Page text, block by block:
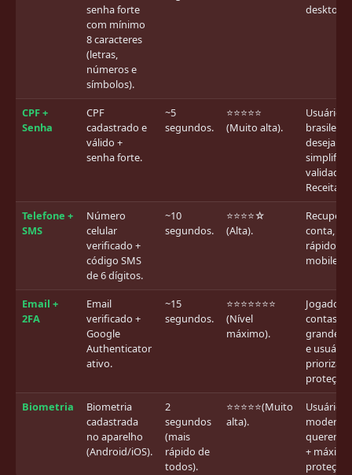
senha forte
com mínimo
8 caracteres
(letras,
números e
símbolos).
desktop/
CPF +
Senha
CPF
cadastrado e
válido +
senha forte.
~5
segundos.
⭐⭐⭐⭐⭐
(Muito alta).
Usuários
desejam
validado
Receita
Telefone +
SMS
Número
celular
verificado +
código SMS
de 6 dígitos.
~10
segundos.
⭐⭐⭐⭐☆
(Alta).
conta,
rápido
mobile.
Email +
2FA
Email
verificado +
Google
Authenticator
ativo.
~15
segundos.
⭐⭐⭐⭐⭐⭐⭐
(Nível
máximo).
contas
grandes
e
priorizam
proteção.
Biometria
Biometria
cadastrada
no aparelho
(Android/iOS).
2
segundos
(mais
rápido de
todos).
⭐⭐⭐⭐⭐(Muito
alta).
Usuários
querem
+ máxima
proteção.